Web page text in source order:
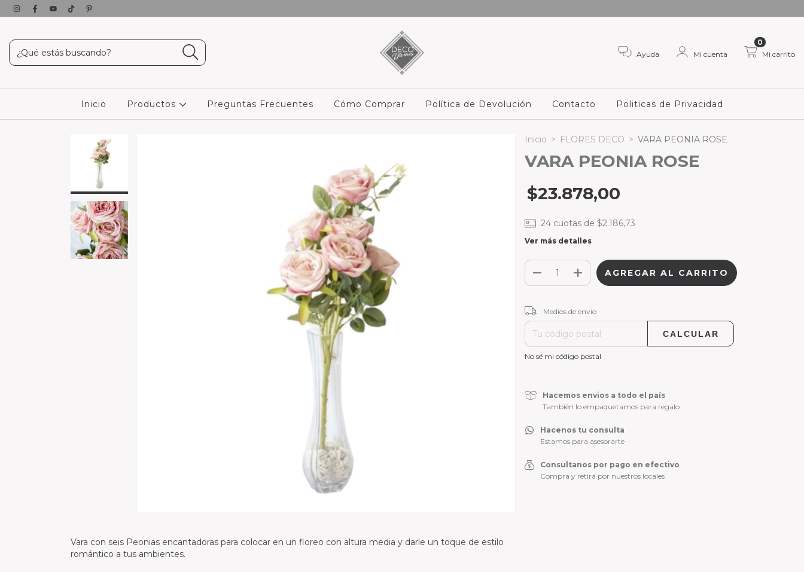
Ayuda Mi cuenta Mi carrito
0
Inicio Productos Preguntas Frecuentes Cómo Comprar Política de Devolución Contacto Politicas de Privacidad
Vara con seis Peonias encantadoras para colocar en un floreo con altura media y darle un toque de estilo
romántico a tus ambientes.
Inicio > FLORES DECO > VARA PEONIA ROSE
VARA PEONIA ROSE
$23.878,00
24 cuotas de $2.186,73
Ver más detalles
Entregas para el CP:
Medios de envío
CALCULAR
No sé mi código postal
Hacemos envios a todo el país
También lo empaquetamos para regalo
Hacenos tu consulta
Estamos para asesorarte
Consultanos por pago en efectivo
Compra y retirá por nuestros locales